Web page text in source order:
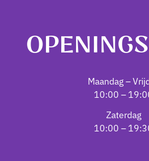
Maandag –
10:00 –
Zaterdag
10:00 –